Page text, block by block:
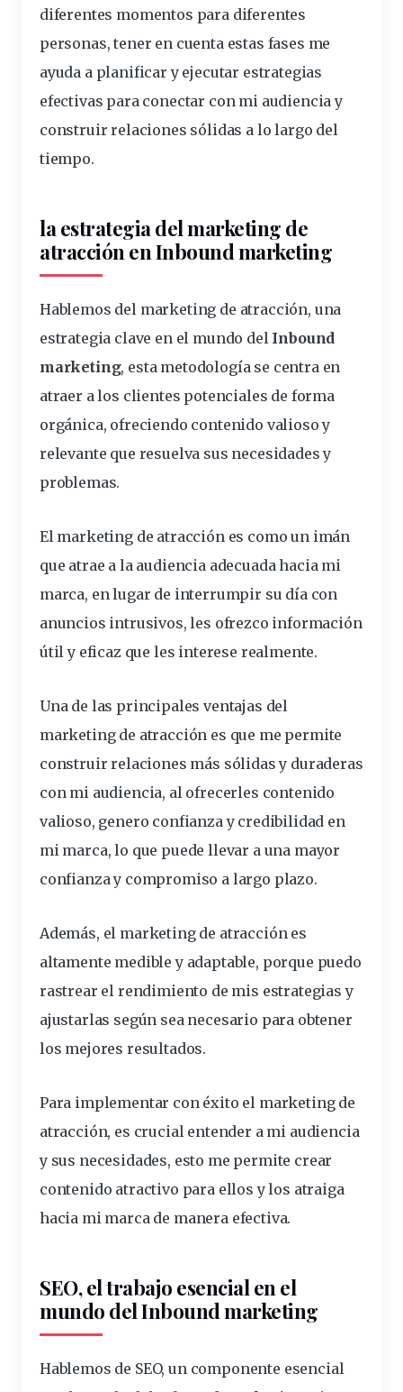
diferentes momentos para diferentes
personas, tener en cuenta estas fases me
ayuda a planificar y ejecutar estrategias
efectivas para conectar con mi audiencia y
construir relaciones sólidas a lo largo del
tiempo.
la estrategia del marketing de
atracción en Inbound marketing
Hablemos del marketing de atracción, una
estrategia clave en el mundo del Inbound
marketing, esta metodología se centra en
atraer a los clientes potenciales de forma
orgánica, ofreciendo contenido valioso y
relevante que resuelva sus necesidades y
problemas.
El marketing de atracción es como un imán
que atrae a la audiencia adecuada hacia mi
marca, en lugar de interrumpir su día con
anuncios intrusivos, les ofrezco información
útil y eficaz que les interese realmente.
Una de las principales ventajas del
marketing de atracción es que me permite
construir relaciones más sólidas y duraderas
con mi audiencia, al ofrecerles contenido
valioso, genero confianza y credibilidad en
mi marca, lo que puede llevar a una mayor
confianza y compromiso a largo plazo.
Además, el marketing de atracción es
altamente medible y adaptable, porque puedo
rastrear el rendimiento de mis estrategias y
ajustarlas según sea necesario para obtener
los mejores resultados.
Para implementar con éxito el marketing de
atracción, es crucial entender a mi audiencia
y sus necesidades, esto me permite crear
contenido atractivo para ellos y los atraiga
hacia mi marca de manera efectiva.
SEO, el trabajo esencial en el
mundo del Inbound marketing
Hablemos de SEO, un componente esencial